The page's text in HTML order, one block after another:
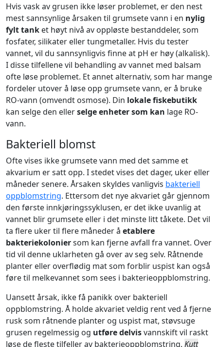
Hvis vask av grusen ikke løser problemet, er den nest
mest sannsynlige årsaken til grumsete vann i en nylig
fylt tank et høyt nivå av oppløste bestanddeler, som
fosfater, silikater eller tungmetaller. Hvis du tester
vannet, vil du sannsynligvis finne at pH er høy (alkalisk).
I disse tilfellene vil behandling av vannet med balsam
ofte løse problemet. Et annet alternativ, som har mange
fordeler utover å løse opp grumsete vann, er å bruke
RO-vann (omvendt osmose). Din lokale fiskebutikk
kan selge den ellerselge enheter som kan lage RO-
vann.
Bakteriell blomst
Ofte vises ikke grumsete vann med det samme et
akvarium er satt opp. I stedet vises det dager, uker eller
måneder senere. Årsaken skyldes vanligvis bakteriell
oppblomstring. Ettersom det nye akvariet går gjennom
den første innkjøringssyklusen, er det ikke uvanlig at
vannet blir grumsete eller i det minste litt tåkete. Det vil
ta flere uker til flere måneder å etablere
bakteriekoloniersom kan fjerne avfall fra vannet. Over
tid vil denne uklarheten gå over av seg selv. Råtnende
planter eller overflødig mat som forblir uspist kan også
føre til melkevannet som sees i bakterieoppblomstring.
Uansett årsak, ikke få panikk over bakteriell
oppblomstring. Å holde akvariet veldig rent ved å fjerne
rusk som råtnende planter og uspist mat, støvsuge
grusen regelmessig og utføre delvisvannskift vil raskt
løse de fleste tilfeller av bakterieoppblomstring. Kutt